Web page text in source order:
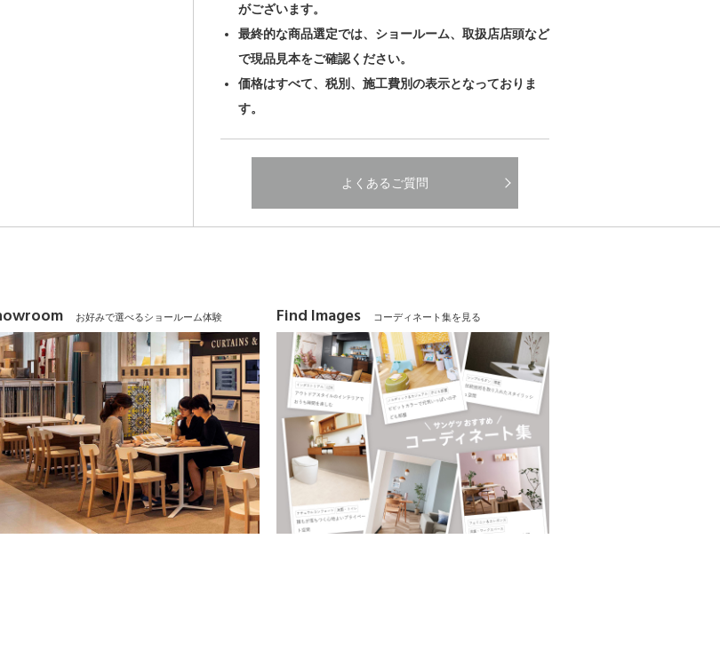
がございます。
最終的な商品選定では、ショールーム、取扱店店頭など
で現品見本をご確認ください。
価格はすべて、税別、施工費別の表示となっておりま
す。
よくあるご質問
お好みで選べるショールーム体験 Find Images コーディネート集を見る